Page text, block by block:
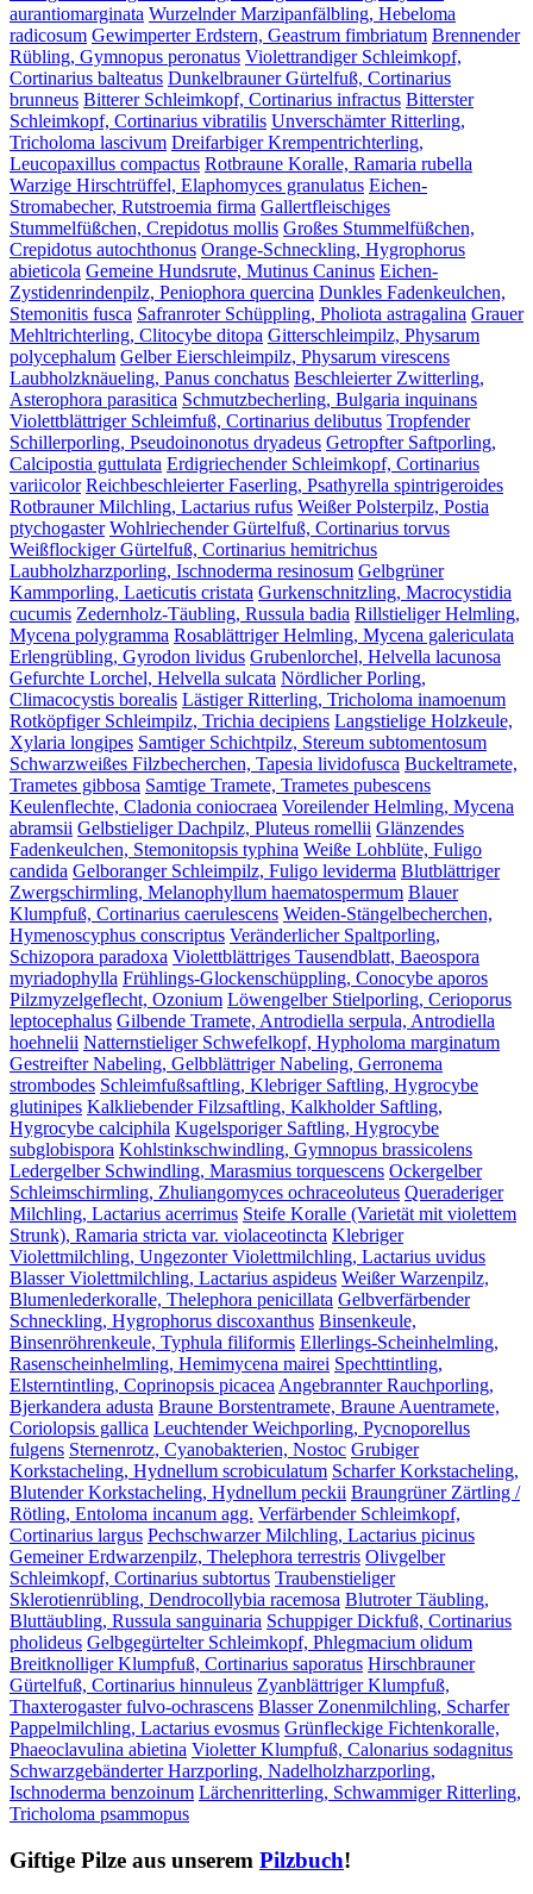
aurantiomarginata Wurzelnder Marzipanfälbling, Hebeloma
radicosum Gewimperter Erdstern, Geastrum fimbriatum Brennender
Rübling, Gymnopus peronatus Violettrandiger Schleimkopf,
Cortinarius balteatus Dunkelbrauner Gürtelfuß, Cortinarius
brunneus Bitterer Schleimkopf, Cortinarius infractus Bitterster
Schleimkopf, Cortinarius vibratilis Unverschämter Ritterling,
Tricholoma lascivum Dreifarbiger Krempentrichterling,
Leucopaxillus compactus Rotbraune Koralle, Ramaria rubella
Warzige Hirschtrüffel, Elaphomyces granulatus Eichen-
Stromabecher, Rutstroemia firma Gallertfleischiges
Stummelfüßchen, Crepidotus mollis Großes Stummelfüßchen,
Crepidotus autochthonus Orange-Schneckling, Hygrophorus
abieticola Gemeine Hundsrute, Mutinus Caninus Eichen-
Zystidenrindenpilz, Peniophora quercina Dunkles Fadenkeulchen,
Stemonitis fusca Safranroter Schüppling, Pholiota astragalina Grauer
Mehltrichterling, Clitocybe ditopa Gitterschleimpilz, Physarum
polycephalum Gelber Eierschleimpilz, Physarum virescens
Laubholzknäueling, Panus conchatus Beschleierter Zwitterling,
Asterophora parasitica Schmutzbecherling, Bulgaria inquinans
Violettblättriger Schleimfuß, Cortinarius delibutus Tropfender
Schillerporling, Pseudoinonotus dryadeus Getropfter Saftporling,
Calcipostia guttulata Erdigriechender Schleimkopf, Cortinarius
variicolor Reichbeschleierter Faserling, Psathyrella spintrigeroides
Rotbrauner Milchling, Lactarius rufus Weißer Polsterpilz, Postia
ptychogaster Wohlriechender Gürtelfuß, Cortinarius torvus
Weißflockiger Gürtelfuß, Cortinarius hemitrichus
Laubholzharzporling, Ischnoderma resinosum Gelbgrüner
Kammporling, Laeticutis cristata Gurkenschnitzling, Macrocystidia
cucumis Zedernholz-Täubling, Russula badia Rillstieliger Helmling,
Mycena polygramma Rosablättriger Helmling, Mycena galericulata
Erlengrübling, Gyrodon lividus Grubenlorchel, Helvella lacunosa
Gefurchte Lorchel, Helvella sulcata Nördlicher Porling,
Climacocystis borealis Lästiger Ritterling, Tricholoma inamoenum
Rotköpfiger Schleimpilz, Trichia decipiens Langstielige Holzkeule,
Xylaria longipes Samtiger Schichtpilz, Stereum subtomentosum
Schwarzweißes Filzbecherchen, Tapesia lividofusca Buckeltramete,
Trametes gibbosa Samtige Tramete, Trametes pubescens
Keulenflechte, Cladonia coniocraea Voreilender Helmling, Mycena
abramsii Gelbstieliger Dachpilz, Pluteus romellii Glänzendes
Fadenkeulchen, Stemonitopsis typhina Weiße Lohblüte, Fuligo
candida Gelboranger Schleimpilz, Fuligo leviderma Blutblättriger
Zwergschirmling, Melanophyllum haematospermum Blauer
Klumpfuß, Cortinarius caerulescens Weiden-Stängelbecherchen,
Hymenoscyphus conscriptus Veränderlicher Spaltporling,
Schizopora paradoxa Violettblättriges Tausendblatt, Baeospora
myriadophylla Frühlings-Glockenschüppling, Conocybe aporos
Pilzmyzelgeflecht, Ozonium Löwengelber Stielporling, Cerioporus
leptocephalus Gilbende Tramete, Antrodiella serpula, Antrodiella
hoehnelii Natternstieliger Schwefelkopf, Hypholoma marginatum
Gestreifter Nabeling, Gelbblättriger Nabeling, Gerronema
strombodes Schleimfußsaftling, Klebriger Saftling, Hygrocybe
glutinipes Kalkliebender Filzsaftling, Kalkholder Saftling,
Hygrocybe calciphila Kugelsporiger Saftling, Hygrocybe
subglobispora Kohlstinkschwindling, Gymnopus brassicolens
Ledergelber Schwindling, Marasmius torquescens Ockergelber
Schleimschirmling, Zhuliangomyces ochraceoluteus Queraderiger
Milchling, Lactarius acerrimus Steife Koralle (Varietät mit violettem
Strunk), Ramaria stricta var. violaceotincta Klebriger
Violettmilchling, Ungezonter Violettmilchling, Lactarius uvidus
Blasser Violettmilchling, Lactarius aspideus Weißer Warzenpilz,
Blumenlederkoralle, Thelephora penicillata Gelbverfärbender
Schneckling, Hygrophorus discoxanthus Binsenkeule,
Binsenröhrenkeule, Typhula filiformis Ellerlings-Scheinhelmling,
Rasenscheinhelmling, Hemimycena mairei Spechttintling,
Elsterntintling, Coprinopsis picacea Angebrannter Rauchporling,
Bjerkandera adusta Braune Borstentramete, Braune Auentramete,
Coriolopsis gallica Leuchtender Weichporling, Pycnoporellus
fulgens Sternenrotz, Cyanobakterien, Nostoc Grubiger
Korkstacheling, Hydnellum scrobiculatum Scharfer Korkstacheling,
Blutender Korkstacheling, Hydnellum peckii Braungrüner Zärtling /
Rötling, Entoloma incanum agg. Verfärbender Schleimkopf,
Cortinarius largus Pechschwarzer Milchling, Lactarius picinus
Gemeiner Erdwarzenpilz, Thelephora terrestris Olivgelber
Schleimkopf, Cortinarius subtortus Traubenstieliger
Sklerotienrübling, Dendrocollybia racemosa Blutroter Täubling,
Bluttäubling, Russula sanguinaria Schuppiger Dickfuß, Cortinarius
pholideus Gelbgegürtelter Schleimkopf, Phlegmacium olidum
Breitknolliger Klumpfuß, Cortinarius saporatus Hirschbrauner
Gürtelfuß, Cortinarius hinnuleus Zyanblättriger Klumpfuß,
Thaxterogaster fulvo-ochrascens Blasser Zonenmilchling, Scharfer
Pappelmilchling, Lactarius evosmus Grünfleckige Fichtenkoralle,
Phaeoclavulina abietina Violetter Klumpfuß, Calonarius sodagnitus
Schwarzgebänderter Harzporling, Nadelholzharzporling,
Ischnoderma benzoinum Lärchenritterling, Schwammiger Ritterling,
Tricholoma psammopus
Giftige Pilze aus unserem Pilzbuch!